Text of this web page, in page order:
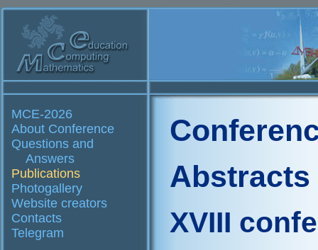
MCE-2026
About Conference
Questions and
Answers
Publications
Photogallery
Website creators
Contacts
Telegram
Abstracts
XVIII